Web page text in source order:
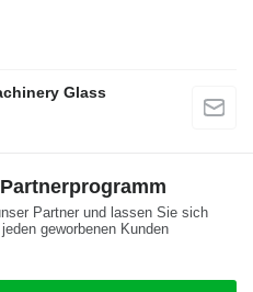
Glass
Partner und lassen Sie sich
geworbenen Kunden